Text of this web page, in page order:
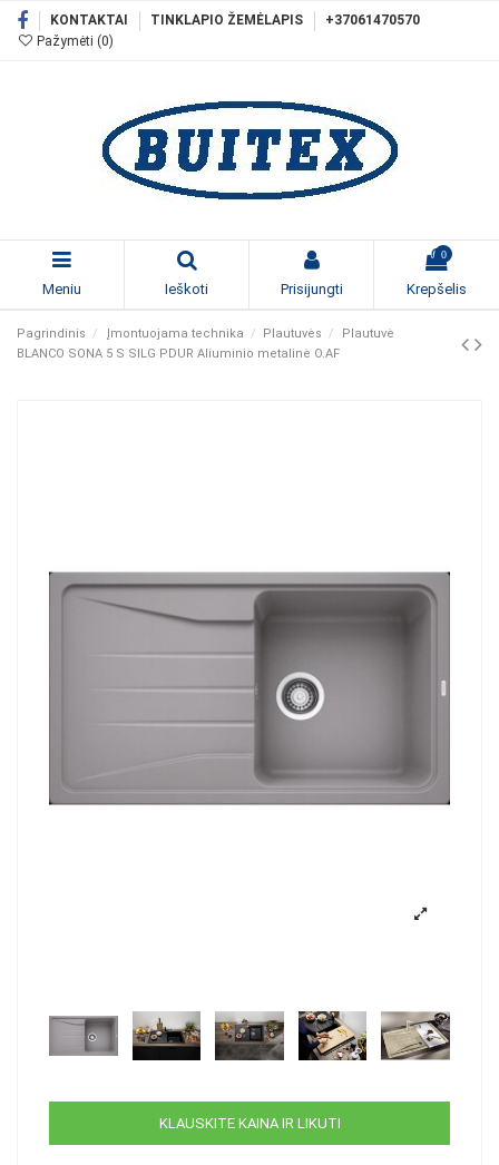
KONTAKTAI TINKLAPIO ŽEMĖLAPIS
+37061470570
Pažymėti (0)
Meniu Ieškoti Prisijungti
0
Krepšelis
Pagrindinis Įmontuojama technika Plautuvės
Plautuvė
BLANCO SONA 5 S SILG PDUR Aliuminio metalinė O.AF
KLAUSKITE KAINA IR LIKUTI